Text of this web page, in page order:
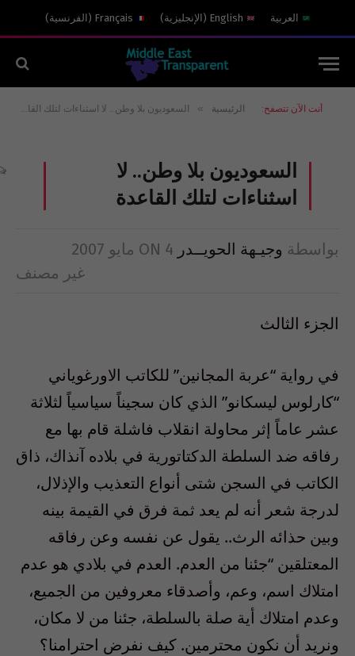
العربية English
( الإنجليزية)
Français
( الفرنسية)
أنت الآن تتصفح: الرئيسية » السعوديون بلا وطن.. لا اسثناءات لتلك القاعدة
السعوديون بلا وطن.. لا
اسثناءات لتلك القاعدة
بواسطة وجيـهة الحويــدر ON 4 مايو 2007
غير مصنف
الجزء الثالث
في رواية “عربة المجانين” للكاتب الاورغوياني
“كارلوس ليسكانو” الذي كان سجيناً سياسياً لثلاثة
عشر عاماً إثر محاولة انقلاب فاشلة قام بها مع
رفاقه ضد السلطة الدكتاتورية في بلاده آنذاك، ذاق
الكاتب في السجن شتى أنواع التعذيب والإذلال،
لدرجة شعر أنه لم يعد ثمة فرق في القيمة بينه
وبين حذائه الرث.. يقول عن نفسه وعن رفاقه
المعتلقين “جئنا من العدم. العدم في بلادي هو عدم
امتلاك اسم، وعم، وأصدقاء معروفين من الجميع،
وعدم امتلاك أية صلة بالسلطة، جئنا من لا مكان،
ونريد أن نكون محترمين. كيف نفرض احترامنا؟